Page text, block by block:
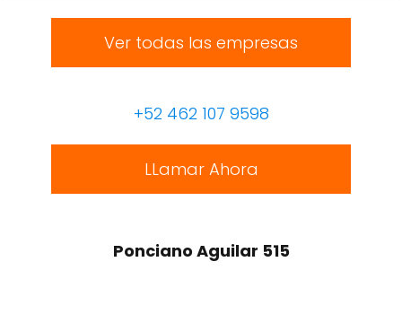
Ver todas las empresas
+52 462 107 9598
LLamar Ahora
Ponciano Aguilar 515